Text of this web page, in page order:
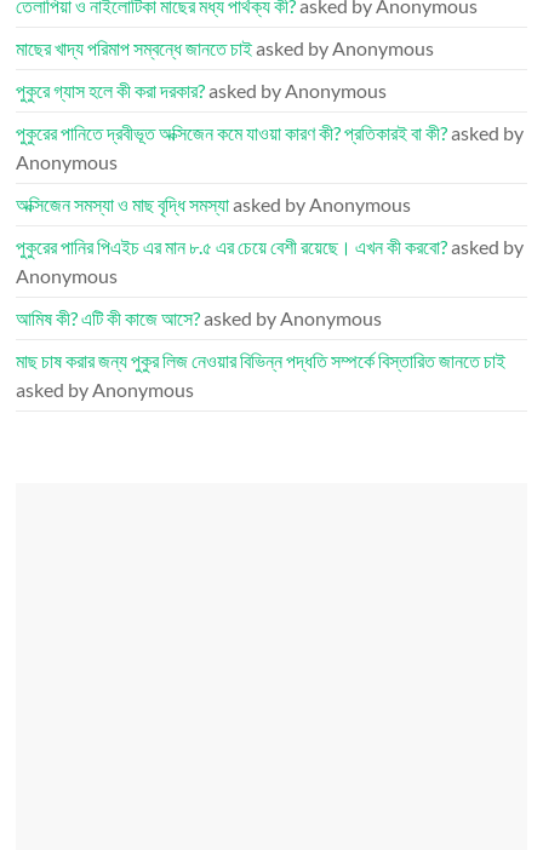
তেলাপিয়া ও নাইলোটিকা মাছের মধ্য পার্থক্য কী?asked by Anonymous
মাছের খাদ্য পরিমাপ সম্বন্ধে জানতে চাইasked by Anonymous
পুকুরে গ্যাস হলে কী করা দরকার?asked by Anonymous
পুকুরের পানিতে দ্রবীভূত অক্সিজেন কমে যাওয়া কারণ কী? প্রতিকারই বা কী?asked by
Anonymous
অক্সিজেন সমস্যা ও মাছ বৃদ্ধি সমস্যাasked by Anonymous
পুকুরের পানির পিএইচ এর মান ৮.৫ এর চেয়ে বেশী রয়েছে। এখন কী করবো?asked by
Anonymous
আমিষ কী? এটি কী কাজে আসে?asked by Anonymous
মাছ চাষ করার জন্য পুকুর লিজ নেওয়ার বিভিন্ন পদ্ধতি সম্পর্কে বিস্তারিত জানতে চাই
asked by Anonymous